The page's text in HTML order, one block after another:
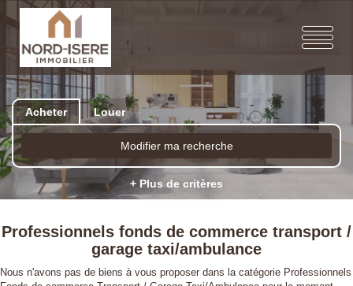
Acheter Louer
Modifier ma recherche
+ Plus de critères
Professionnels fonds de commerce transport /
garage taxi/ambulance
Nous n'avons pas de biens à vous proposer dans la catégorie Professionnels